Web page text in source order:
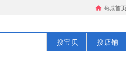
商城首页
搜店铺
搜宝贝